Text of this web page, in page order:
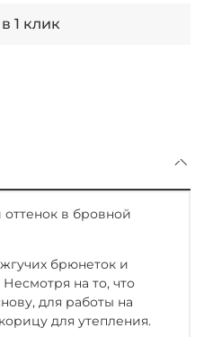
1 клик
в бровной
брюнеток и
на то, что
для работы на
для утепления.